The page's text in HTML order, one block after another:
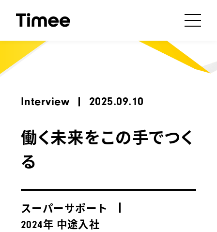
Interview 2025.09.10
働く未来をこの手でつく
る
スーパーサポート
2024年 中途入社